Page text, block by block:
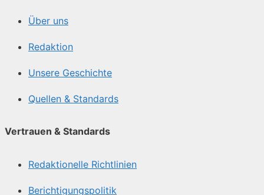
Über uns
Redaktion
Unsere Geschichte
Quellen & Standards
Vertrauen & Standards
Redaktionelle Richtlinien
Berichtigungspolitik